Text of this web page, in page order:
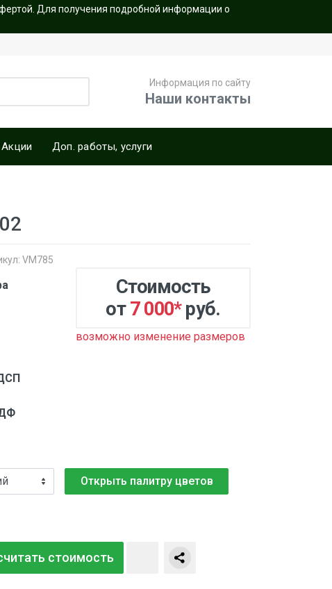
Для получения подробной информации о
Информация по сайту
Наши контакты
Акции Доп. работы, услуги
VM785
Стоимость
от7 000*руб.
возможно изменение размеров
Открыть палитру цветов
стоимость